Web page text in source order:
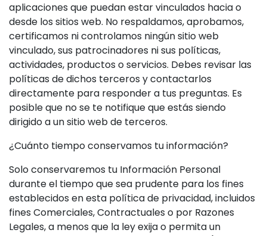
aplicaciones que puedan estar vinculados hacia o
desde los sitios web. No respaldamos, aprobamos,
certificamos ni controlamos ningún sitio web
vinculado, sus patrocinadores ni sus políticas,
actividades, productos o servicios. Debes revisar las
políticas de dichos terceros y contactarlos
directamente para responder a tus preguntas. Es
posible que no se te notifique que estás siendo
dirigido a un sitio web de terceros.
¿Cuánto tiempo conservamos tu información?
Solo conservaremos tu Información Personal
durante el tiempo que sea prudente para los fines
establecidos en esta política de privacidad, incluidos
fines Comerciales, Contractuales o por Razones
Legales, a menos que la ley exija o permita un